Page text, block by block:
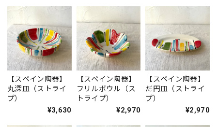
【スペイン陶器】
丸深皿（ストライ
プ）
¥3,630
【スペイン陶器】
フリルボウル（ス
トライプ）
¥2,970
【スペイン陶器】
だ円皿（ストライ
プ）
¥2,970